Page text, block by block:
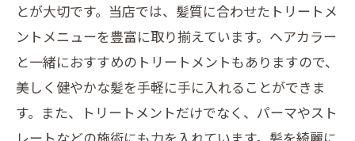
とが大切です。当店では、髪質に合わせたトリートメ
ントメニューを豊富に取り揃えています。ヘアカラー
と一緒におすすめのトリートメントもありますので、
美しく健やかな髪を手軽に手に入れることができま
す。また、トリートメントだけでなく、パーマやスト